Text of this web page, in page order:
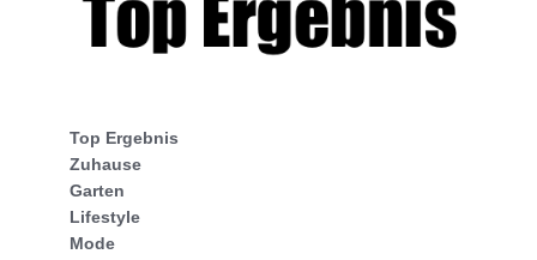
Top Ergebnis
Zuhause
Garten
Lifestyle
Mode